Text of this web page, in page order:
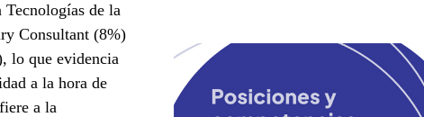
Tecnologías de la
Consultant (8%)
lo que evidencia
a la hora de
a la